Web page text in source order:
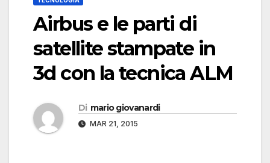
Airbus e le parti di
satellite stampate in
3d con la tecnica ALM
Di mario giovanardi
MAR 21, 2015